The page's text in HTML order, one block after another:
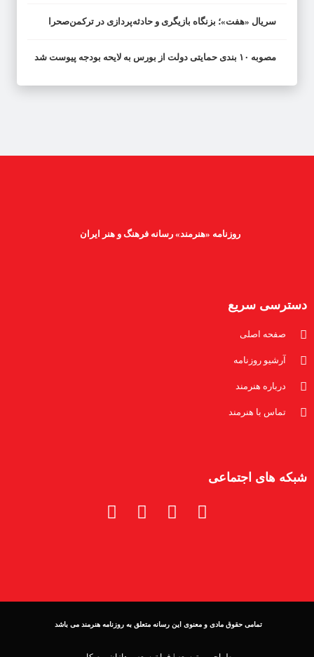
سریال «هفت»؛ بزنگاه بازیگری و حادثه‌پردازی در ترکمن‌صحرا
مصوبه ۱۰ بندی حمایتی دولت از بورس به لایحه بودجه پیوست شد
روزنامه «هنرمند» رسانه فرهنگ و هنر ایران
دسترسی سریع
صفحه اصلی
آرشیو روزنامه
درباره هنرمند
تماس با هنرمند
شبکه های اجتماعی
تمامی حقوق مادی و معنوی این رسانه متعلق به روزنامه هنرمند می باشد